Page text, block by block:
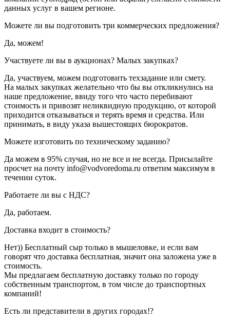
данных услуг в вашем регионе.
Можете ли вы подготовить три коммерческих предложения?
Да, можем!
Участвуете ли вы в аукционах? Малых закупках?
Да, участвуем, можем подготовить техзадание или смету.
На малых закупках желательно что бы вы откликнулись на
наше предложение, ввиду того что часто перебивают
стоимость и привозят неликвидную продукцию, от которой
приходится отказываться и терять время и средства. Или
принимать, в виду указа вышестоящих бюрократов.
Можете изготовить по техническому заданию?
Да можем в 95% случая, но не все и не всегда. Присылайте
просчет на почту info@vodvoredoma.ru ответим максимум в
течении суток.
Работаете ли вы с НДС?
Да, работаем.
Доставка входит в стоимость?
Нет)) Бесплатный сыр только в мышеловке, и если вам
говорят что доставка бесплатная, значит она заложена уже в
стоимость.
Мы предлагаем бесплатную доставку только по городу
собственным транспортом, в том числе до транспортных
компаний!
Есть ли представители в других городах!?